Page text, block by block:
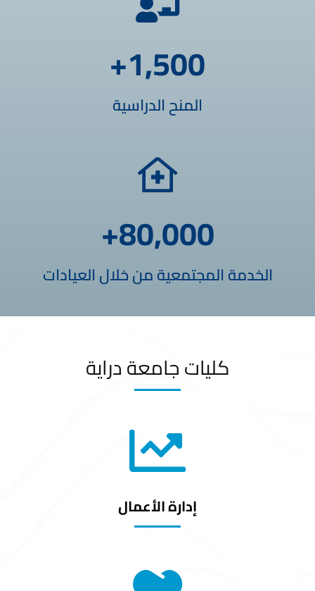
1,500
+
المنح الدراسية
80,000
+
الخدمة المجتمعية من خلال العيادات
كليات جامعة دراية
إدارة الأعمال